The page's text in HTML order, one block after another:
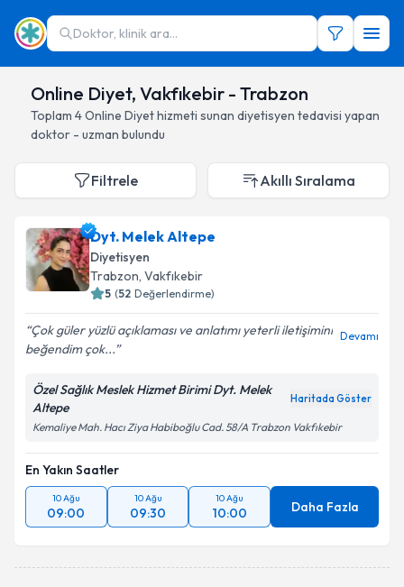
Doktor, klinik ara...
Online Diyet, Vakfıkebir - Trabzon
Toplam 4Online Diyet hizmeti sunan diyetisyen tedavisi yapan
doktor - uzman bulundu
Filtrele Akıllı Sıralama
Dyt. Melek Altepe
Diyetisyen
Trabzon, Vakfıkebir
5 (52 Değerlendirme)
Çok güler yüzlü açıklaması ve anlatımı yeterli iletişimini
beğendim çok...
Devamı
Özel Sağlık Meslek Hizmet Birimi Dyt. Melek
Altepe
Haritada Göster
Kemaliye Mah. Hacı Ziya Habiboğlu Cad. 58/A Trabzon Vakfıkebir
En Yakın Saatler
10 Ağu
09:00
10 Ağu
09:30
10 Ağu
10:00 Daha Fazla